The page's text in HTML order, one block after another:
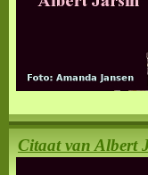
Citaat van Albert